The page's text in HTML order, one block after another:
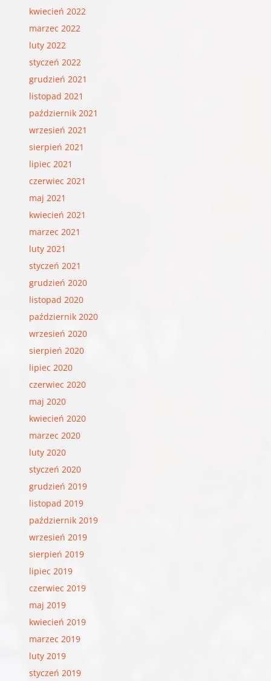
kwiecień 2022
marzec 2022
luty 2022
styczeń 2022
grudzień 2021
listopad 2021
październik 2021
wrzesień 2021
sierpień 2021
lipiec 2021
czerwiec 2021
maj 2021
kwiecień 2021
marzec 2021
luty 2021
styczeń 2021
grudzień 2020
listopad 2020
październik 2020
wrzesień 2020
sierpień 2020
lipiec 2020
czerwiec 2020
maj 2020
kwiecień 2020
marzec 2020
luty 2020
styczeń 2020
grudzień 2019
listopad 2019
październik 2019
wrzesień 2019
sierpień 2019
lipiec 2019
czerwiec 2019
maj 2019
kwiecień 2019
marzec 2019
luty 2019
styczeń 2019